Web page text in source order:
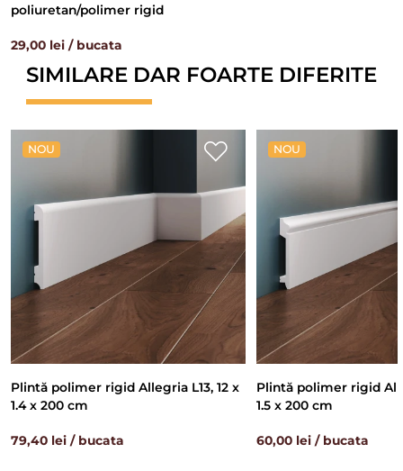
poliuretan/polimer rigid
29,00 lei / bucata
SIMILARE DAR FOARTE DIFERITE
NOU
Plintă polimer rigid Allegria L13, 12 x
1.4 x 200 cm
79,40 lei / bucata
NOU
Plintă polimer rigid
1.5 x 200 cm
60,00 lei / bucata